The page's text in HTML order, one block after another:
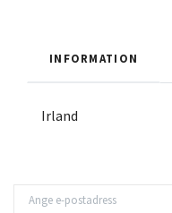
INFORMATION
Irland